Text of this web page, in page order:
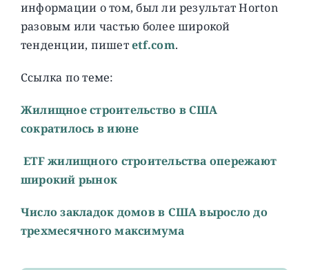
информации о том, был ли результат Horton
разовым или частью более широкой
тенденции, пишетetf.com.
Ссылка по теме:
Жилищное строительство в США
сократилось в июне
ETF жилищного строительства опережают
широкий рынок
Число закладок домов в США выросло до
трехмесячного максимума